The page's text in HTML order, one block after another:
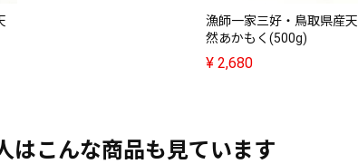
漁師一家三好・鳥取県産天
然あかもく(500g)
¥ 2,680
はこんな商品も見ています